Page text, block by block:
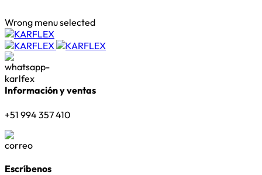
Wrong menu selected
Información y ventas
+51 994 357 410
Escríbenos